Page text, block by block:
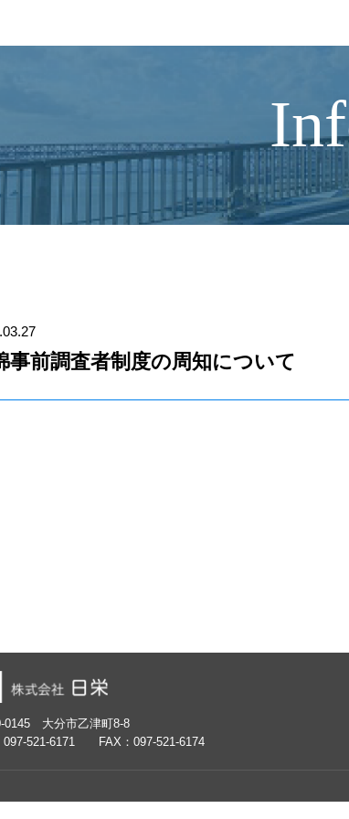
事前調査者制度の周知について
0145 大分市乙津町8-8
097-521-6171 FAX：097-521-6174